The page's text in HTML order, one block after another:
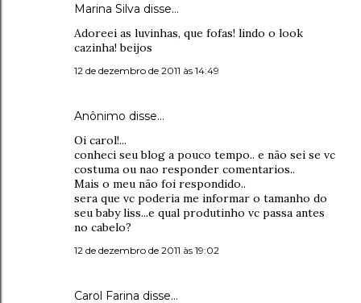
Marina Silva disse…
Adoreei as luvinhas, que fofas! lindo o look
cazinha! beijos
12 de dezembro de 2011 às 14:49
Anônimo disse…
Oi carol!...
conheci seu blog a pouco tempo.. e não sei se vc
costuma ou nao responder comentarios..
Mais o meu não foi respondido..
sera que vc poderia me informar o tamanho do
seu baby liss...e qual produtinho vc passa antes
no cabelo?
12 de dezembro de 2011 às 19:02
Carol Farina disse…